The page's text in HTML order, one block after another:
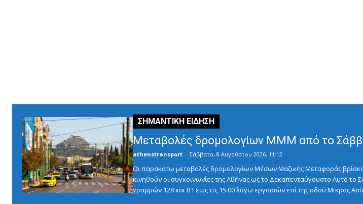
Μεταβολές δρομολογίων ΜΜΜ από το
athenstransport - Σάββατο, 8 Αυγούστου 2026, 11:12
Οι παρακάτω μεταβολές δρομολογίων Μέσων Μαζικής Μεταφοράς
κινηθούν οι συγκοινωνίες της Αθήνας ως το Δεκαπενταύγουστο Αυτό
γραμμών 128 και Β1 έως τις 15:00 λόγω εργασιών επί της οδού Μικράς